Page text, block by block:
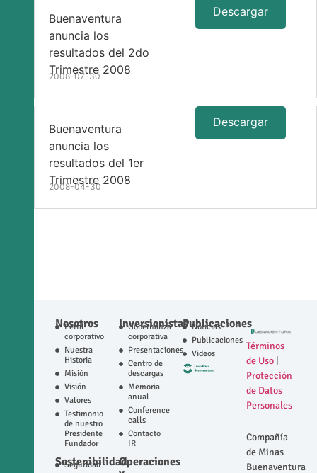
Buenaventura
anuncia los
resultados del 2do
Trimestre 2008
2008-07-30
Descargar
Buenaventura
anuncia los
resultados del 1er
Trimestre 2008
2008-04-30
Descargar
Nosotros
Perfil
corporativo
Nuestra
Historia
Misión
Visión
Valores
Testimonio
de nuestro
Presidente
Fundador
Sostenibilidad
Seguridad
Inversionistas
Gobernanza
corporativa
Presentaciones
Centro de
descargas
Memoria
anual
Conference
calls
Contacto
IR
Operaciones
Publicaciones
Noticias
Publicaciones
Videos
Términos
de Uso
Protección
de Datos
Personales
Compañía
de Minas
Buenaventura